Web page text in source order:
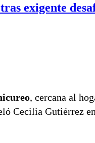
exigente
, cercana al
Cecilia Gutiérrez